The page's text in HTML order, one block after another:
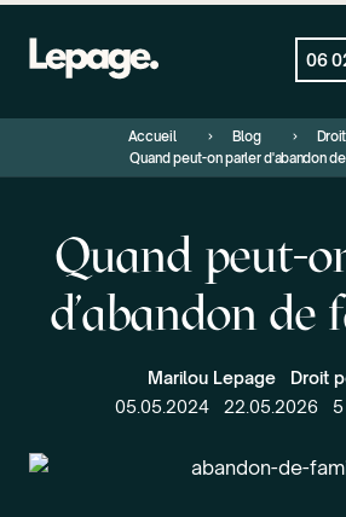
06
Accueil Blog
Quand peut-on parler d'abandon
Quand peut-
d'abandon de
Marilou Lepage
Droit
05.05.2024
22.05.2026